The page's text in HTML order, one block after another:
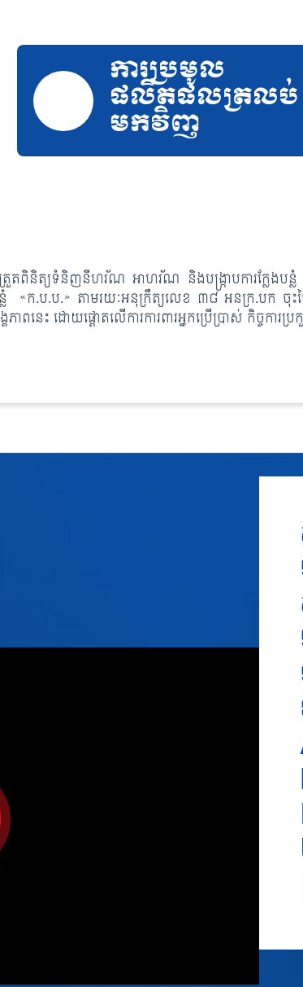
ការប្រមូល
ផលិតផលត្រលប់
មកវិញ
ជាត្រួតពិនិត្យទំនិញនីហរ័ណ អាហរ័ណ និងបង្ក្រាបការក្លែង
ែងបន្លំ «ក.ប.ប.» តាមរយៈអនុក្រឹត្យលេខ ៣៨ អនក្រ.បក
េះ ដោយផ្តោតលើការការពារអ្នកប្រើប្រាស់ កិច្ចការប្រកួ